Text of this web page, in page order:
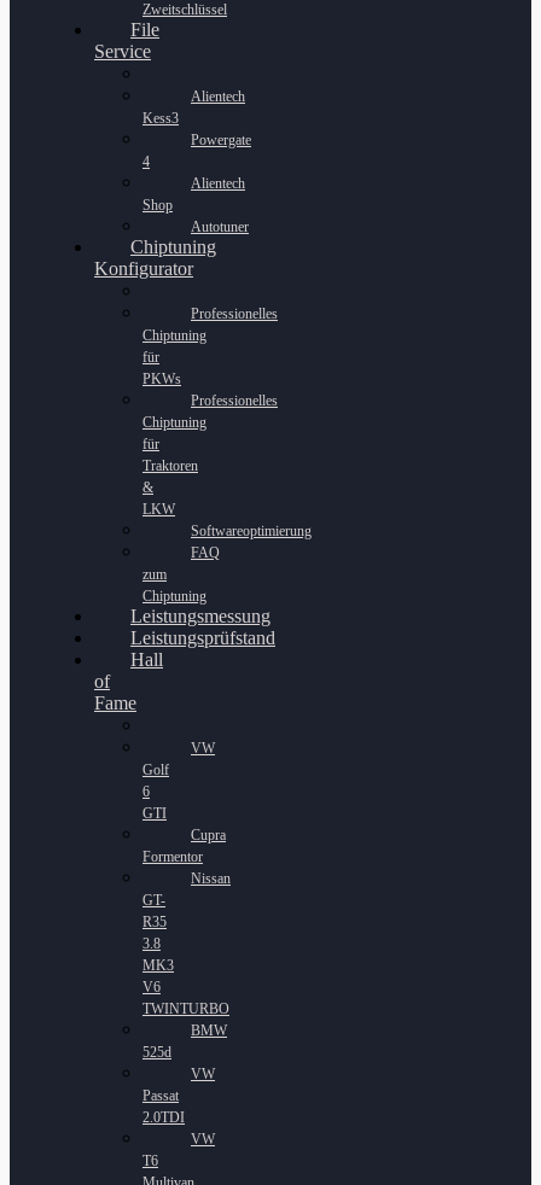
Zweitschlüssel
File
Service
Alientech
Kess3
Powergate
4
Alientech
Shop
Autotuner
Chiptuning
Konfigurator
Professionelles
Chiptuning
für
PKWs
Professionelles
Chiptuning
für
Traktoren
&
LKW
Softwareoptimierung
FAQ
zum
Chiptuning
Leistungsmessung
Leistungsprüfstand
Hall
of
Fame
VW
Golf
6
GTI
Cupra
Formentor
Nissan
GT-
R35
3.8
MK3
V6
TWINTURBO
BMW
525d
VW
Passat
2.0TDI
VW
T6